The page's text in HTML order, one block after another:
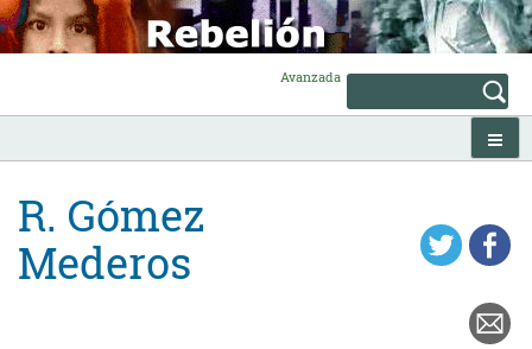
Skip
to
content
Avanzada
R. Gómez
Mederos